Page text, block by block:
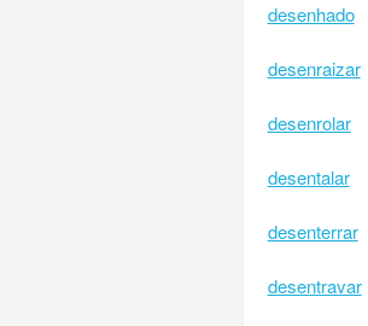
desenhado
desenraizar
desenrolar
desentalar
desenterrar
desentravar